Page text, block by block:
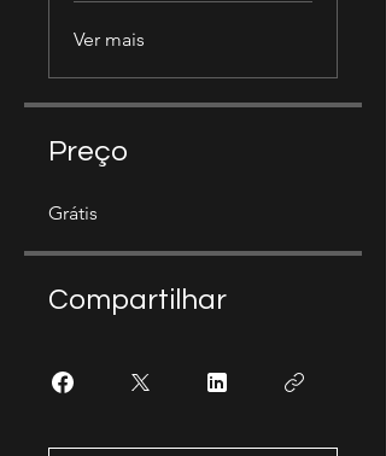
Ver mais
Preço
Grátis
Compartilhar